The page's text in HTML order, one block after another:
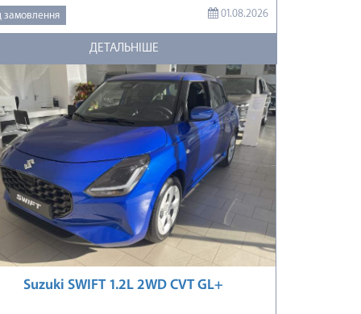
замовлення 01.08.2026
ДЕТАЛЬНІШЕ
Suzuki SWIFT 1.2L 2WD CVT GL+